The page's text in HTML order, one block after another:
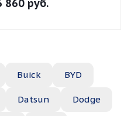
860 руб.
Buick BYD
Datsun Dodge